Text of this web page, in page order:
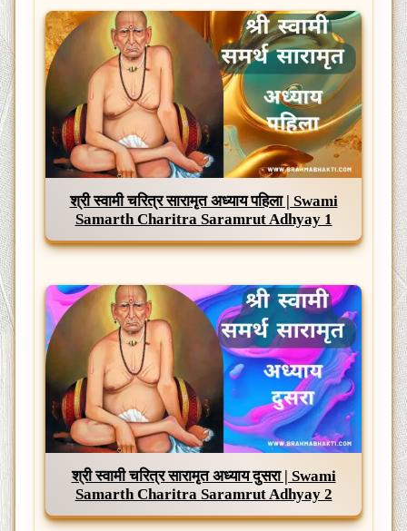
श्री स्वामी चरित्र सारामृत अध्याय पहिला | Swami
Samarth Charitra Saramrut Adhyay 1
श्री स्वामी चरित्र सारामृत अध्याय दुसरा | Swami
Samarth Charitra Saramrut Adhyay 2